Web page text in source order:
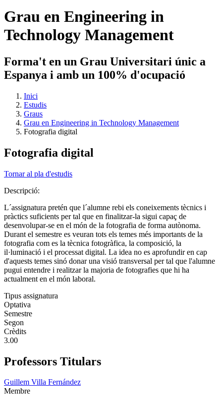
Grau en Engineering in
Technology Management
Forma't en un Grau Universitari únic a
Espanya i amb un 100% d'ocupació
Inici
Estudis
Graus
Grau en Engineering in Technology Management
Fotografia digital
Fotografia digital
Tornar al pla d'estudis
Descripció:
L´assignatura pretén que l´alumne rebi els coneixements tècnics i
pràctics suficients per tal que en finalitzar-la sigui capaç de
desenvolupar-se en el món de la fotografia de forma autònoma.
Durant el semestre es veuran tots els temes més importants de la
fotografia com es la tècnica fotogràfica, la composició, la
il·luminació i el processat digital. La idea no es aprofundir en cap
d'aquests temes sinó donar una visió transversal per tal que l'alumne
pugui entendre i realitzar la majoria de fotografies que hi ha
actualment en el món laboral.
Tipus assignatura
Optativa
Semestre
Segon
Crèdits
3.00
Professors Titulars
Guillem Villa Fernández
Membre